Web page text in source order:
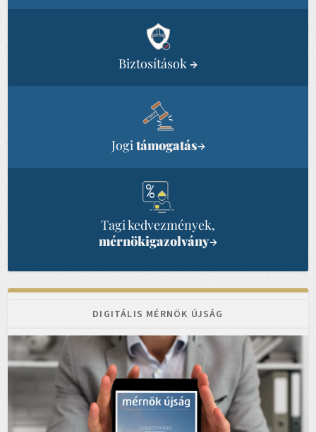
Biztosítások→
Jogi támogatás→
Tagi kedvezmények,
mérnökigazolvány→
DIGITÁLIS MÉRNÖK ÚJSÁG